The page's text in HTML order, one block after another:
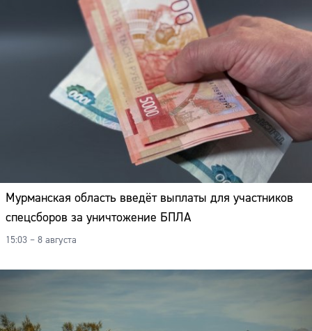
Мурманская область введёт выплаты для участников
спецсборов за уничтожение БПЛА
15:03 – 8 августа